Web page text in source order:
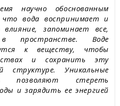
научно обоснованным
вода воспринимает и
запоминает все,
пространстве. Воде
к веществу, чтобы
и сохранить эту
структуре. Уникальные
позволяют стереть
и зарядить ее энергией